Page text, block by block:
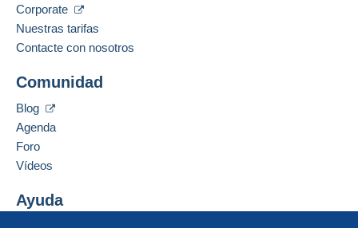
Corporate
Nuestras tarifas
Contacte con nosotros
Comunidad
Blog
Agenda
Foro
Vídeos
Ayuda